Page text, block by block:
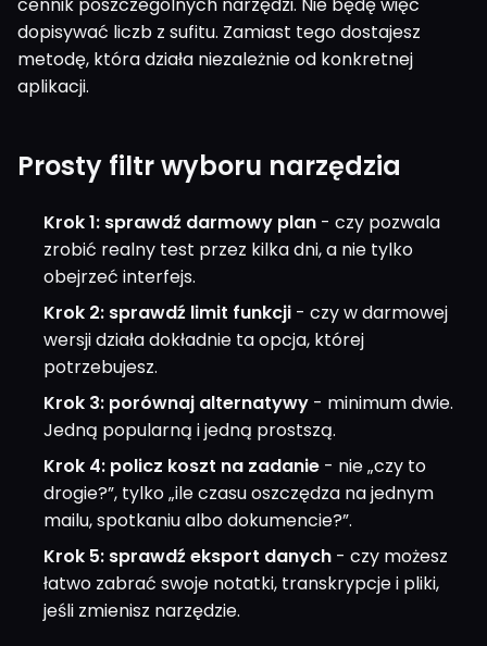
cennik poszczególnych narzędzi. Nie będę więc
dopisywać liczb z sufitu. Zamiast tego dostajesz
metodę, która działa niezależnie od konkretnej
aplikacji.
Prosty filtr wyboru narzędzia
Krok 1: sprawdź darmowy plan - czy pozwala
zrobić realny test przez kilka dni, a nie tylko
obejrzeć interfejs.
Krok 2: sprawdź limit funkcji - czy w darmowej
wersji działa dokładnie ta opcja, której
potrzebujesz.
Krok 3: porównaj alternatywy - minimum dwie.
Jedną popularną i jedną prostszą.
Krok 4: policz koszt na zadanie - nie „czy to
drogie?”, tylko „ile czasu oszczędza na jednym
mailu, spotkaniu albo dokumencie?”.
Krok 5: sprawdź eksport danych - czy możesz
łatwo zabrać swoje notatki, transkrypcje i pliki,
jeśli zmienisz narzędzie.